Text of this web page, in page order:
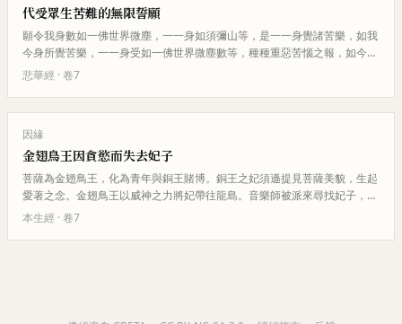
代受眾生苦難的無限誓願
願令我身數如一佛世界微塵，一一身如須彌山等，是一一身覺諸苦樂，如我
今身所覺苦樂，一一身受如一佛世界微塵數等，種種重惡苦惱之報，如今一
佛世界微塵等，十方諸佛世界所…
悲華經 · 卷7
因緣
金翅鳥王因貪慾而失去妃子
菩薩為金翅鳥王，化為青年與銅王賭博。銅王之妃須遜提見菩薩美貌，生起
愛著之念。金翅鳥王以威神之力將妃帶往龍島。音樂師被派來尋找妃子，漂
流至龍島，妃子照顧他。金翅鳥…
本生經 · 卷7